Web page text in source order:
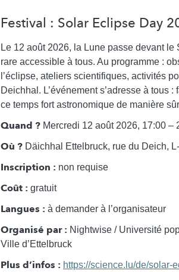
Festival : Solar Eclipse Day
Le 12 août 2026, la Lune passe devant
rare accessible à tous. Au programme :
l’éclipse, ateliers scientifiques, activités
Deichhal. L’événement s’adresse à tous
ce temps fort astronomique de manière
Quand ? Mercredi 12 août 2026, 17:00 –
Où ? Däichhal Ettelbruck, rue du Deich,
Inscription : non requise
Coût : gratuit
Langues : à demander à l’organisateur
Organisé par : Nightwise / Université
Ville d’Ettelbruck
Plus d’infos : https://science.lu/de/solar-